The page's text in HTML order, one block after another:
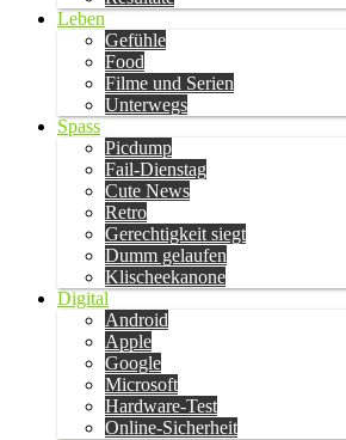
Leben
Gefühle
Food
Filme und Serien
Unterwegs
Spass
Picdump
Fail-Dienstag
Cute News
Retro
Gerechtigkeit siegt
Dumm gelaufen
Klischeekanone
Digital
Android
Apple
Google
Microsoft
Hardware-Test
Online-Sicherheit